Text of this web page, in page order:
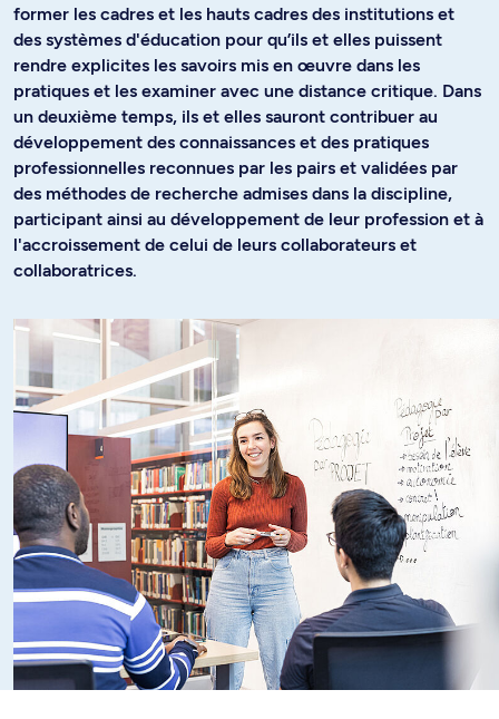
former les cadres et les hauts cadres des institutions et
des systèmes d'éducation pour qu’ils et elles puissent
rendre explicites les savoirs mis en œuvre dans les
pratiques et les examiner avec une distance critique. Dans
un deuxième temps, ils et elles sauront contribuer au
développement des connaissances et des pratiques
professionnelles reconnues par les pairs et validées par
des méthodes de recherche admises dans la discipline,
participant ainsi au développement de leur profession et à
l'accroissement de celui de leurs collaborateurs et
collaboratrices.